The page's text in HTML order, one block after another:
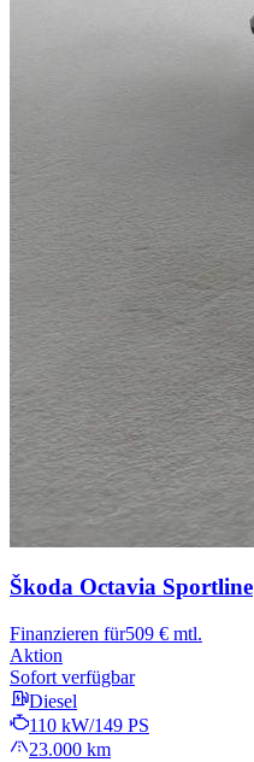
Škoda Octavia Sportline
Finanzieren für509 € mtl.
Aktion
Sofort verfügbar
Diesel
110 kW/149 PS
23.000 km